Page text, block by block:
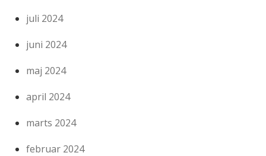
juli 2024
juni 2024
maj 2024
april 2024
marts 2024
februar 2024